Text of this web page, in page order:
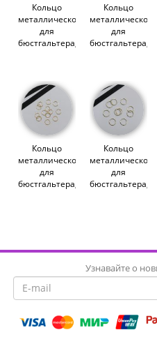
Кольцо
металлическое
для
бюстгальтера,
Кольцо
металлическое
для
бюстгальтера,
Кольцо
металлическое
для
бюстгальтера,
Кольцо
металлическое
для
бюстгальтера,
Узнавайте о